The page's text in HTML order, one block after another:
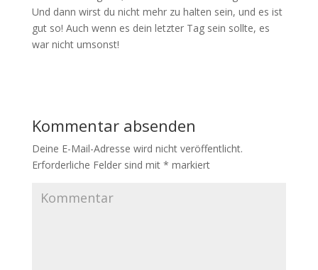
Und dann wirst du nicht mehr zu halten sein, und es ist
gut so! Auch wenn es dein letzter Tag sein sollte, es
war nicht umsonst!
Kommentar absenden
Deine E-Mail-Adresse wird nicht veröffentlicht.
Erforderliche Felder sind mit * markiert